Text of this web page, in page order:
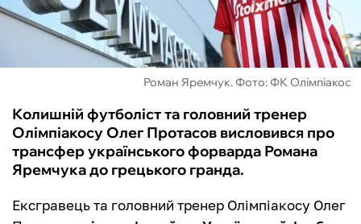
БУКМЕКЕРИ
Роман Яремчук. Фото: ФК Олімпіакос
Колишній футболіст та головний тренер
Олімпіакосу Олег Протасов висловився про
трансфер українського форварда Романа
Яремчука до грецького гранда.
Ексгравець та головний тренер Олімпіакосу Олег